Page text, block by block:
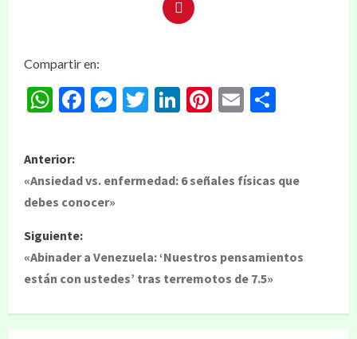
Compartir en:
WhatsApp
Facebook
Messenger
Twitter
LinkedIn
Pinterest
Email
Anterior:
«Ansiedad vs. enfermedad: 6 señales físicas que
debes conocer»
Siguiente:
«Abinader a Venezuela: ‘Nuestros pensamientos
están con ustedes’ tras terremotos de 7.5»